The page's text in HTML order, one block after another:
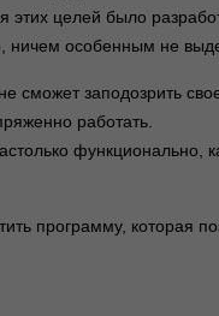
этих целей было
ничем особенным не
сможет заподозрить
работать.
программу, которая